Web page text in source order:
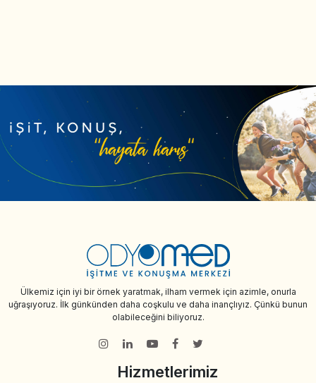
Ülkemiz için iyi bir örnek yaratmak, ilham vermek için azimle, onurla
uğraşıyoruz. İlk günkünden daha coşkulu ve daha inançlıyız. Çünkü bunun
olabileceğini biliyoruz.
Hizmetlerimiz